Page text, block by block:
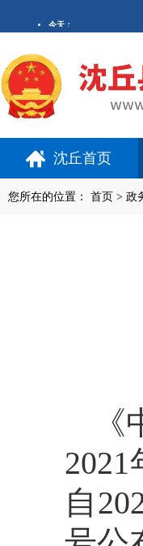
沈丘首页
您所在的位置： 首页 > 政
自